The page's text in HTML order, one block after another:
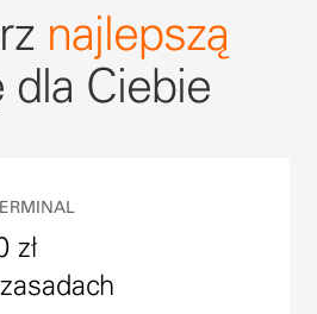
najlepszą
dla Ciebie
zł